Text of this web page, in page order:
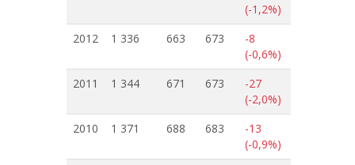
(-1,2%)
2012
1 336 663 673
-8
(-0,6%)
2011
1 344 671 673
-27
(-2,0%)
2010
1 371 688 683
-13
(-0,9%)